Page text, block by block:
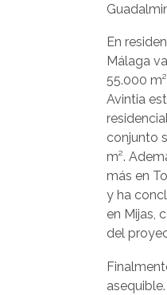
En
Málaga
55.000
Avintia
conjunto
m².
más en
y ha
en Mijas,
del